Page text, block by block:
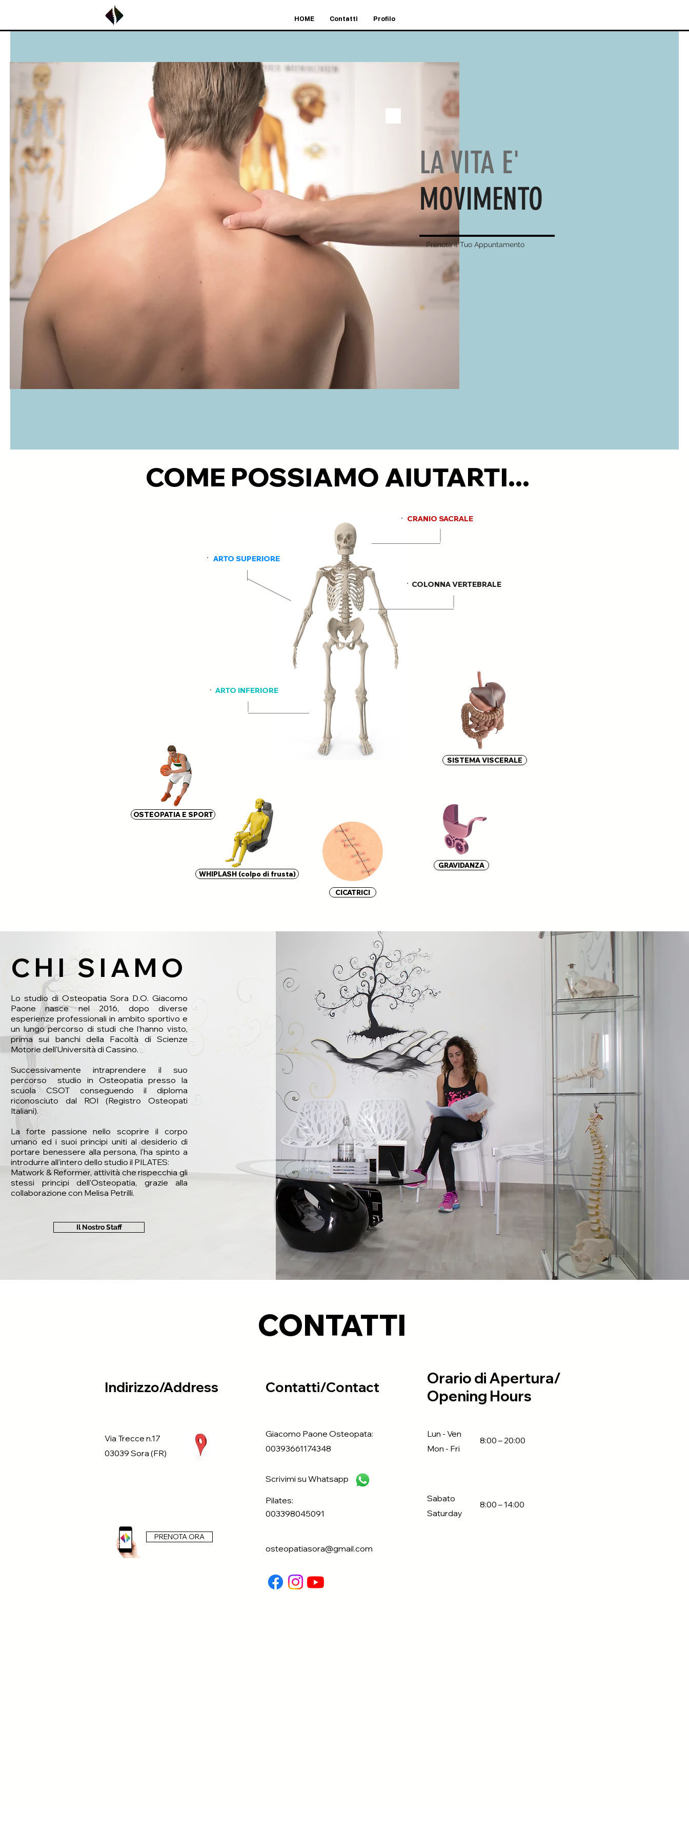
HOME Contatti Profilo
LA VITA E'
MOVIMENTO
Prenota il Tuo Appuntamento
COME POSSIAMO AIUTARTI...
OSTEOPATIA E SPORT
ARTO SUPERIORE
ARTO INFERIORE
CRANIO SACRALE
COLONNA VERTEBRALE
SISTEMA VISCERALE
WHIPLASH (colpo di frusta)
GRAVIDANZA
CICATRICI
CHI SIAMO
Lo studio di Osteopatia Sora D.O. Giacomo
Paone nasce nel 2016, dopo diverse
esperienze professionali in ambito sportivo e
un lungo percorso di studi che l'hanno visto,
prima sui banchi della Facoltà di Scienze
Motorie dell'Università di Cassino.
Successivamente intraprendere il suo
percorso studio in Osteopatia presso la
scuola CSOT conseguendo il diploma
riconosciuto dal ROI (Registro Osteopati
Italiani).
La forte passione nello scoprire il corpo
umano ed i suoi principi uniti al desiderio di
portare benessere alla persona, l'ha spinto a
introdurre all'intero dello studio il PILATES:
Matwork & Reformer, attività che rispecchia gli
stessi principi dell'Osteopatia, grazie alla
collaborazione con Melisa Petrilli.
Il Nostro Staff
CONTATTI
Indirizzo/Address
Via Trecce n.17
03039 Sora (FR)
PRENOTA ORA
Contatti/Contact
Giacomo Paone Osteopata:
00393661174348
Scrivimi su Whatsapp
Pilates:
003398045091
Orario di Apertura/
Opening Hours
Lun - Ven
Mon - Fri
8:00 – 20:00
Sabato
Saturday
8:00 – 14:00
osteopatiasora@gmail.com